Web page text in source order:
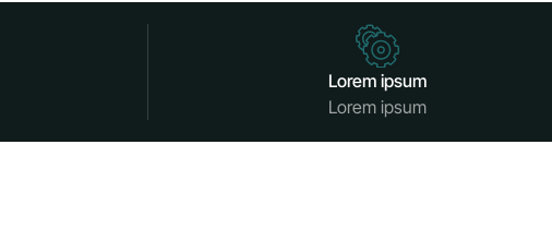
Lorem ipsum
Lorem ipsum